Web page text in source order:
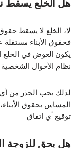
هل الخلع يسقط
لا، الخلع لا يسقط
فحقوق الأبناء مستقلة
يكون العوض في الخلع
نظام الأحوال
لذلك يجب الحذر من أي
المساس بحقوق
توقيع أي اتفاق.
هل يحق للزوجة